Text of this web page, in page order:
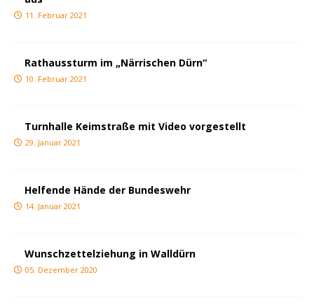
11. Februar 2021
Rathaussturm im „Närrischen Dürn“
10. Februar 2021
Turnhalle Keimstraße mit Video vorgestellt
29. Januar 2021
Helfende Hände der Bundeswehr
14. Januar 2021
Wunschzettelziehung in Walldürn
05. Dezember 2020